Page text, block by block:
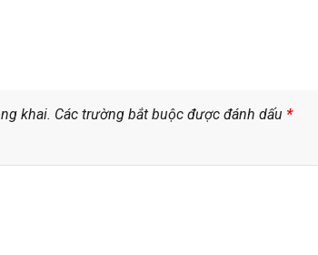
khai. Các trường bắt buộc được đánh dấu *